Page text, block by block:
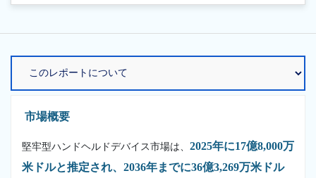
市場概要
堅牢型ハンドヘルドデバイス市場は、 2025年に17億8,000万
米ドルと推定され、2036年までに36億3,269万米ドル